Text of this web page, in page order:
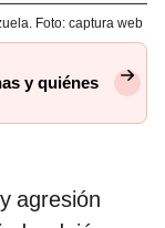
Foto: captura web
y quiénes
y agresión